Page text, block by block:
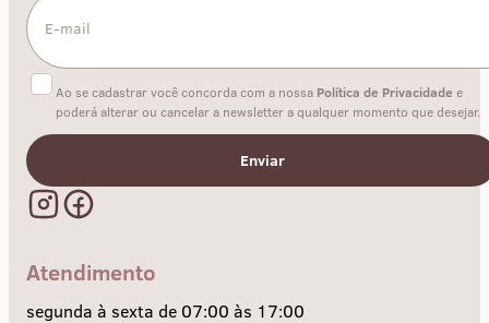
Ao se cadastrar você concorda com a nossa Política de Privacidade e
poderá alterar ou cancelar a newsletter a qualquer momento que desejar.
Enviar
Atendimento
segunda à sexta de 07:00 às 17:00